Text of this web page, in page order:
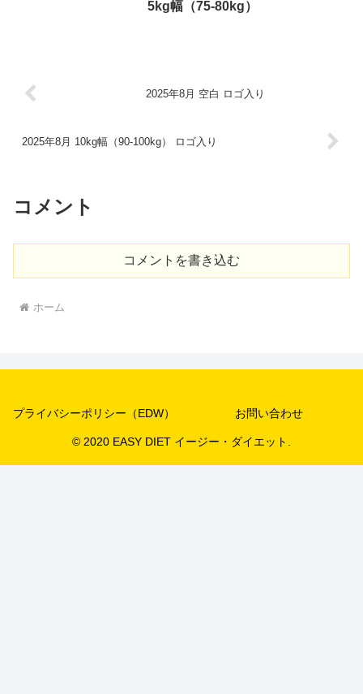
5kg幅（75-80kg）
2025年8月 空白 ロゴ入り
2025年8月 10kg幅（90-100kg） ロゴ入り
コメント
コメントを書き込む
ホーム
プライバシーポリシー（EDW） お問い合わせ
© 2020 EASY DIET イージー・ダイエット.